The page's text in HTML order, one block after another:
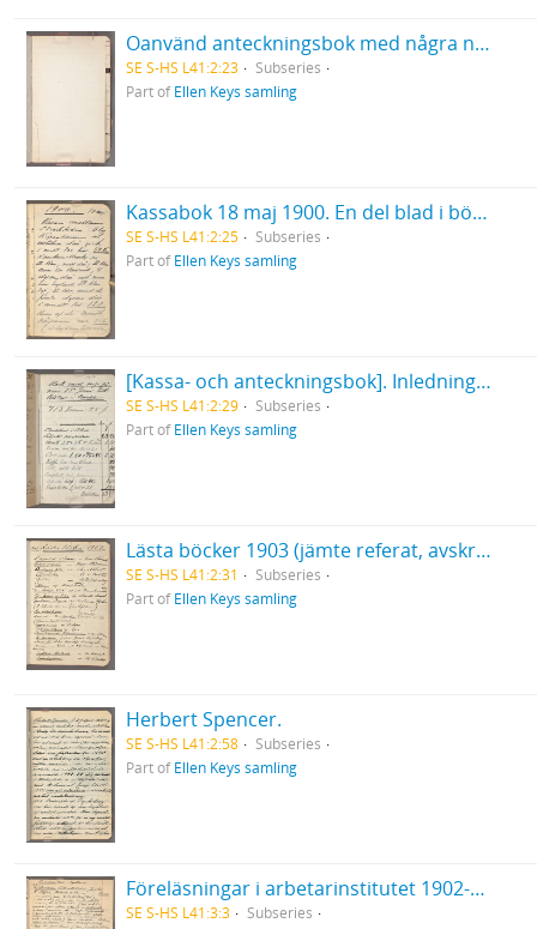
Oanvänd anteckningsbok med några noteringar i första pärmen. Ett blad utrivet och marg.-registr. förstört.
SE S-HS L41:2:23
Subseries
Part ofEllen Keys samling
Kassabok 18 maj 1900. En del blad i början utskurna.
SE S-HS L41:2:25
Subseries
Part ofEllen Keys samling
[Kassa- och anteckningsbok]. Inledning: "Hade med mig på resan 15 juni [1902] till Båstad-Norge... ".
SE S-HS L41:2:29
Subseries
Part ofEllen Keys samling
Lästa böcker 1903 (jämte referat, avskrifter, klipp m. m.).
SE S-HS L41:2:31
Subseries
Part ofEllen Keys samling
Herbert Spencer.
SE S-HS L41:2:58
Subseries
Part ofEllen Keys samling
Föreläsningar i arbetarinstitutet 1902-03. Det europeiska inflytandet på den svenska litteraturen. [Frihetstiden]. I detta häfte är några blad utskurna i början.
SE S-HS L41:3:3
Subseries